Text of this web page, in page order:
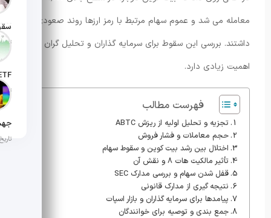
تاریخ
تاریخ
تاریخ
معامله می شد و عموم سهام مرتبط با رمز ارزها روند صعودی
داشتند. بررسی این سقوط برای سرمایه گذاران و تحلیل گران بازار
اهمیت زیادی دارد.
فهرست مطالب
تجزیه و تحلیل اولیه از ریزش ABTC
حجم معاملات و فشار فروش
اختلال بین رشد بیت کوین و سقوط سهام
تأثیر مالکیت هات ۸ و نقش آن
قفل شدن سهام و بررسی مدارک SEC
نتیجه گیری از مدارک قانونی
پیامدها برای سرمایه گذاران و بازار اسپات
جمع بندی و توصیه برای خوانندگان